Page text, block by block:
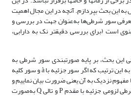
این بحث بپردازم. آنچه در این مجال اهمیت
سور شرطی‌ها به‌عنوان جهت در بررسی و
است (برای بررسی دقیق­تر نک به دارابی،
این بحث، بر پایه صورت­بندی سور شرطی به
‌عنوان یک جهت شکل می­گیرد. به این ترتیب که اگر سور جزئیه با à و سور کلیه
مفهوم نزدیک به آن یعنی ضرورت بیان نماییم و
با نماد £ نشان دهیم آن‌گاه شرطی لزومی جزئیه با مقدم P و تالی Q به‌صورت